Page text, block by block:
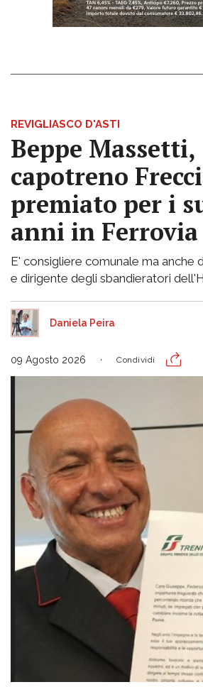
REVIGLIASCO D'ASTI
Beppe Massetti,
capotreno
premiato per i
anni in Ferrovia
E' consigliere comunale ma anche
e dirigente degli sbandieratori
Daniela Peira
09 Agosto 2026 Condividi